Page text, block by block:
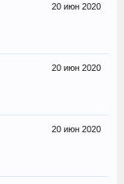
20 июн 2020
20 июн 2020
20 июн 2020